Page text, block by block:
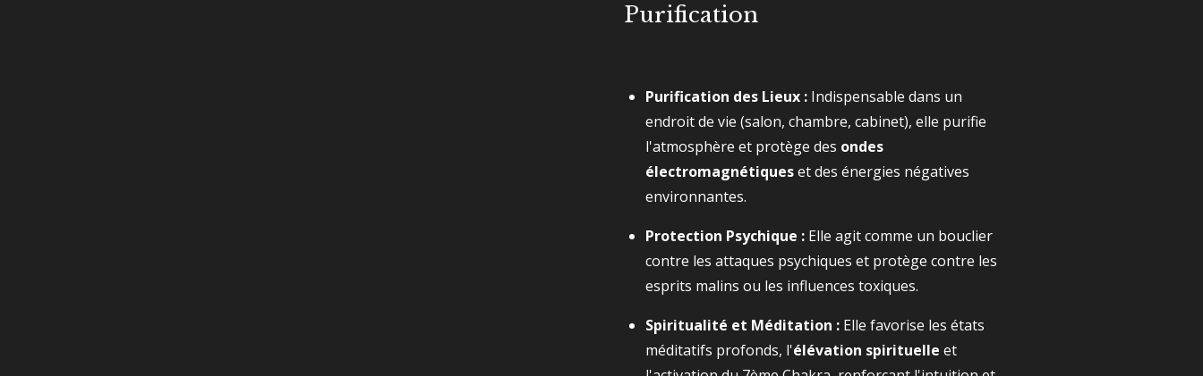
Purification
Purification des Lieux : Indispensable dans un
endroit de vie (salon, chambre, cabinet), elle purifie
l'atmosphère et protège des ondes
électromagnétiqueset des énergies négatives
environnantes.
Protection Psychique : Elle agit comme un bouclier
contre les attaques psychiques et protège contre les
esprits malins ou les influences toxiques.
Spiritualité et Méditation : Elle favorise les états
méditatifs profonds, l'élévation spirituelle et